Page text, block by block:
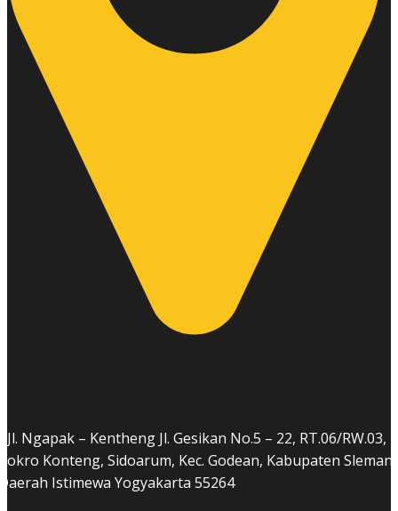
Jl. Ngapak – Kentheng Jl. Gesikan No.5 – 22, RT.06/RW.03,
Konteng, Sidoarum, Kec. Godean, Kabupaten Sleman,
Istimewa Yogyakarta 55264